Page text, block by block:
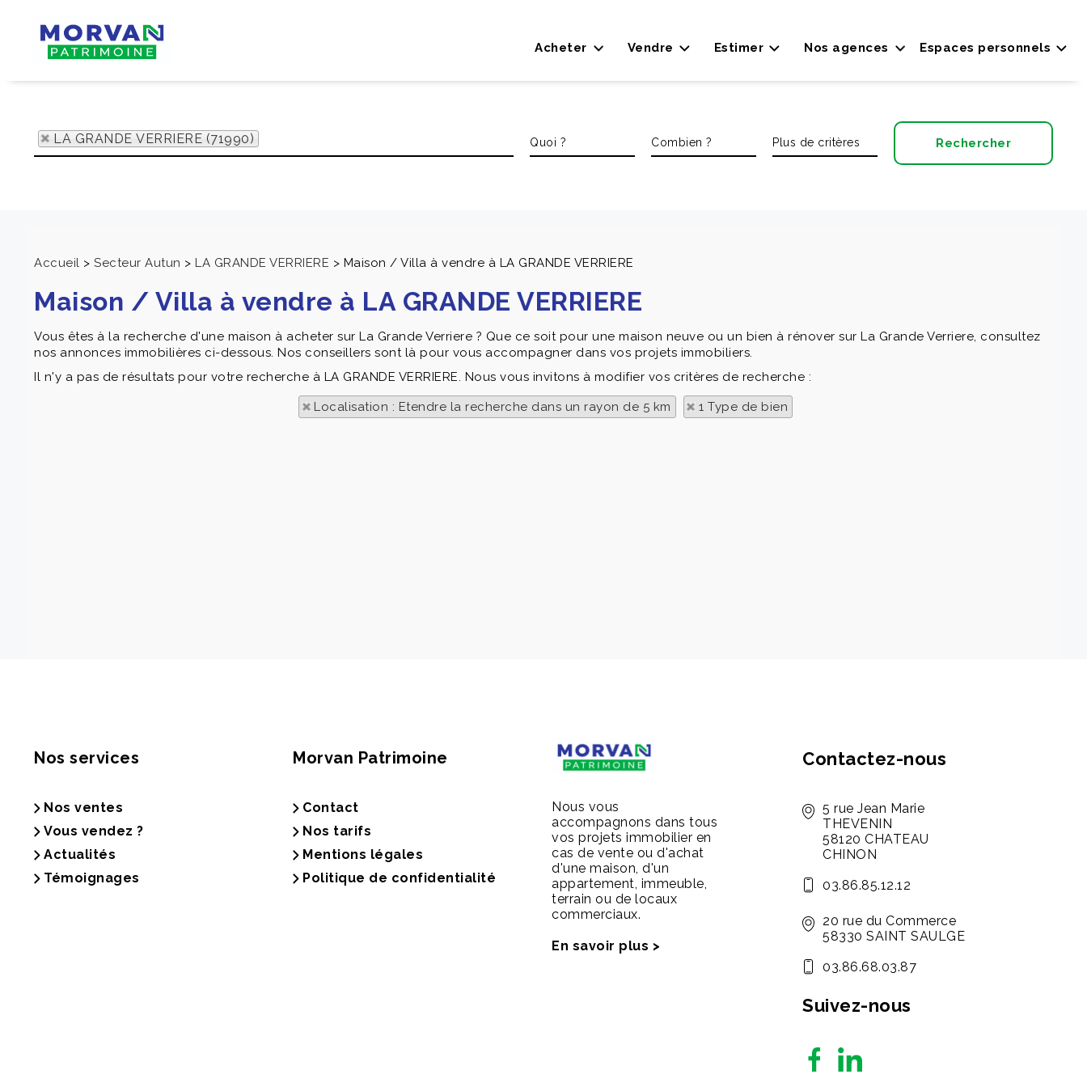
Espaces personnels
Acheter Vendre Estimer Nos agences
LA GRANDE VERRIERE (71990)
Accueil > Secteur Autun > LA GRANDE VERRIERE > Maison / Villa à vendre à LA GRANDE VERRIERE
Maison / Villa à vendre à LA GRANDE VERRIERE
Vous êtes à la recherche d'une maison à acheter sur La Grande Verriere ? Que ce soit pour une maison neuve ou un bien à rénover sur La Grande Verriere, consultez
nos annonces immobilières ci-dessous. Nos conseillers sont là pour vous accompagner dans vos projets immobiliers.
Il n'y a pas de résultats pour votre recherche à LA GRANDE VERRIERE. Nous vous invitons à modifier vos critères de recherche :
Localisation : Etendre la recherche dans un rayon de 5 km 1 Type de bien
Nos services
Nos ventes
Vous vendez ?
Actualités
Témoignages
Morvan Patrimoine
Contact
Nos tarifs
Mentions légales
Politique de confidentialité
Nous vous
accompagnons dans tous
vos projets immobilier en
cas de vente ou d'achat
d'une maison, d'un
appartement, immeuble,
terrain ou de locaux
commerciaux.
En savoir plus >
Contactez-nous
5 rue Jean Marie
THEVENIN
58120 CHATEAU
CHINON
03.86.85.12.12
20 rue du Commerce
58330 SAINT SAULGE
03.86.68.03.87
Suivez-nous